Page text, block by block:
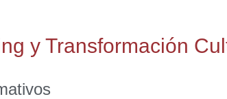
y Transformación